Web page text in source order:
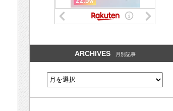
ARCHIVES 月別記事